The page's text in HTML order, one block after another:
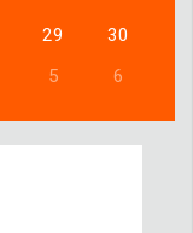
29
30
5 6